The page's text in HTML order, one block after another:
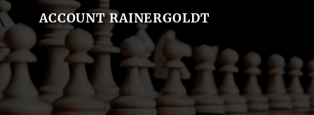
ACCOUNT RAINERGOLDT